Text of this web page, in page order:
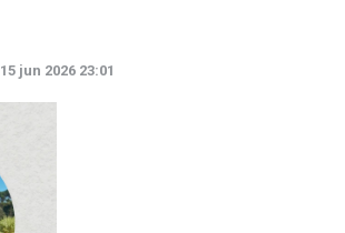
15 jun 2026 23:01